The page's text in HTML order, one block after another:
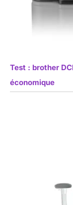
Test : brother
économique